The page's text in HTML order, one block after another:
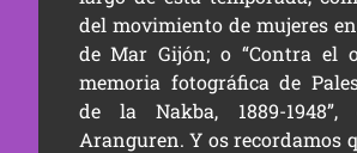
del movimiento de mujeres
de Mar Gijón; o “Contra el
memoria fotográfica de
de la Nakba, 1889-1948”,
Aranguren. Y os recordamos